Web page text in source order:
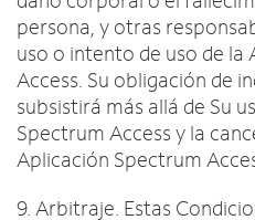
persona, y otras
uso o intento de uso de la
Access. Su obligación de
subsistirá más allá de Su
Spectrum Access y la
Aplicación Spectrum
9. Arbitraje. Estas